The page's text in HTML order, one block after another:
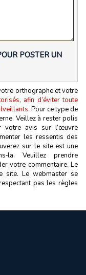
POSTER UN
orthographe et votre
afin d’éviter toute
Pour ce type de
Veillez à rester polis
votre avis sur l’œuvre
les ressentis des
sur le site est une
Veuillez prendre
votre commentaire. Le
site. Le webmaster se
pas les règles